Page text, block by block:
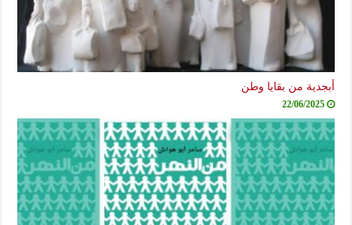
أبجدية من بقايا وطن
22/06/2025